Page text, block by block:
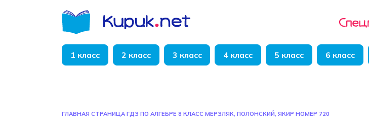
1 класс 2 класс 3 класс 4 класс 5 класс 6 класс
ГЛАВНАЯ СТРАНИЦА ГДЗ ПО АЛГЕБРЕ 8 КЛАСС МЕРЗЛЯК, ПОЛОНСКИЙ, ЯКИР НОМЕР 720